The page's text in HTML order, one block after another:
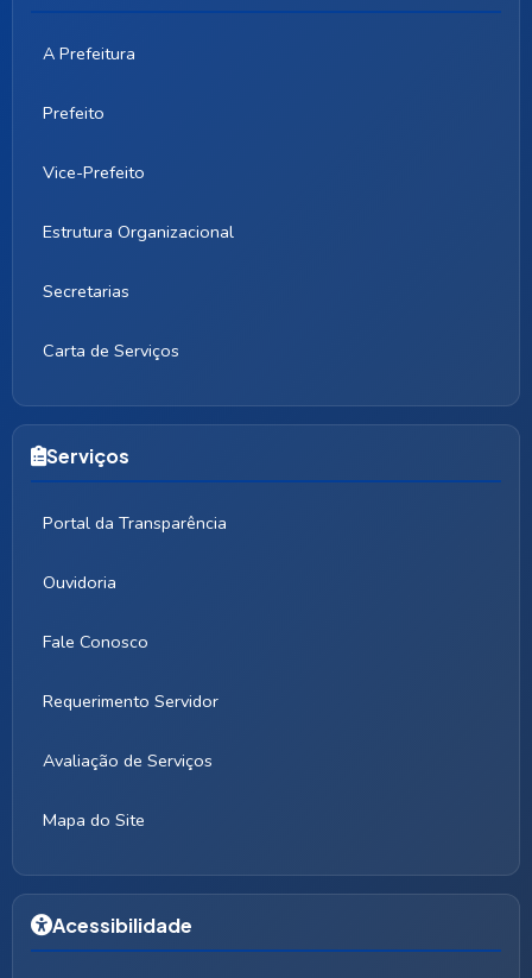
A Prefeitura
Prefeito
Vice-Prefeito
Estrutura Organizacional
Secretarias
Carta de Serviços
Serviços
Portal da Transparência
Ouvidoria
Fale Conosco
Requerimento Servidor
Avaliação de Serviços
Mapa do Site
Acessibilidade